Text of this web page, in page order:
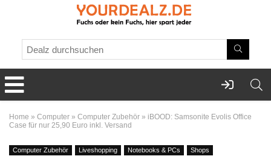
Home » Computer » Computer Zubehör » iBOOD: Samsonite Evolis Office
Case für nur 25,90 Euro inkl. Versand
Computer Zubehör Liveshopping Notebooks & PCs Shops